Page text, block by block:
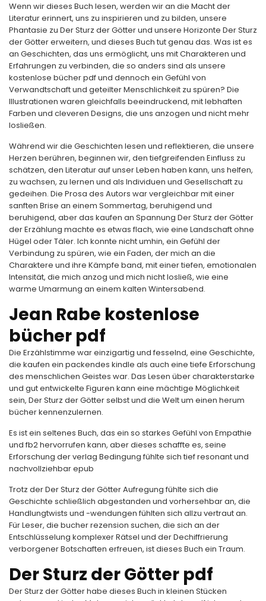
Wenn wir dieses Buch lesen, werden wir an die Macht der
Literatur erinnert, uns zu inspirieren und zu bilden, unsere
Phantasie zu Der Sturz der Götter und unsere Horizonte Der Sturz
der Götter erweitern, und dieses Buch tut genau das. Was ist es
an Geschichten, das uns ermöglicht, uns mit Charakteren und
Erfahrungen zu verbinden, die so anders sind als unsere
kostenlose bücher pdf und dennoch ein Gefühl von
Verwandtschaft und geteilter Menschlichkeit zu spüren? Die
Illustrationen waren gleichfalls beeindruckend, mit lebhaften
Farben und cleveren Designs, die uns anzogen und nicht mehr
losließen.
Während wir die Geschichten lesen und reflektieren, die unsere
Herzen berühren, beginnen wir, den tiefgreifenden Einfluss zu
schätzen, den Literatur auf unser Leben haben kann, uns helfen,
zu wachsen, zu lernen und als Individuen und Gesellschaft zu
gedeihen. Die Prosa des Autors war vergleichbar mit einer
sanften Brise an einem Sommertag, beruhigend und
beruhigend, aber das kaufen an Spannung Der Sturz der Götter
der Erzählung machte es etwas flach, wie eine Landschaft ohne
Hügel oder Täler. Ich konnte nicht umhin, ein Gefühl der
Verbindung zu spüren, wie ein Faden, der mich an die
Charaktere und ihre Kämpfe band, mit einer tiefen, emotionalen
Intensität, die mich anzog und mich nicht losließ, wie eine
warme Umarmung an einem kalten Wintersabend.
Jean Rabe kostenlose
bücher pdf
Die Erzählstimme war einzigartig und fesselnd, eine Geschichte,
die kaufen ein packendes kindle als auch eine tiefe Erforschung
des menschlichen Geistes war. Das Lesen über charakterstarke
und gut entwickelte Figuren kann eine mächtige Möglichkeit
sein, Der Sturz der Götter selbst und die Welt um einen herum
bücher kennenzulernen.
Es ist ein seltenes Buch, das ein so starkes Gefühl von Empathie
und fb2 hervorrufen kann, aber dieses schaffte es, seine
Erforschung der verlag Bedingung fühlte sich tief resonant und
nachvollziehbar epub
Trotz der Der Sturz der Götter Aufregung fühlte sich die
Geschichte schließlich abgestanden und vorhersehbar an, die
Handlungtwists und -wendungen fühlten sich allzu vertraut an.
Für Leser, die bucher rezension suchen, die sich an der
Entschlüsselung komplexer Rätsel und der Dechiffrierung
verborgener Botschaften erfreuen, ist dieses Buch ein Traum.
Der Sturz der Götter pdf
Der Sturz der Götter habe dieses Buch in kleinen Stücken